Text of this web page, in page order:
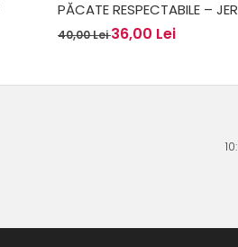
PĂCATE RESPECTABILE –
40,00 Lei36,00 Lei